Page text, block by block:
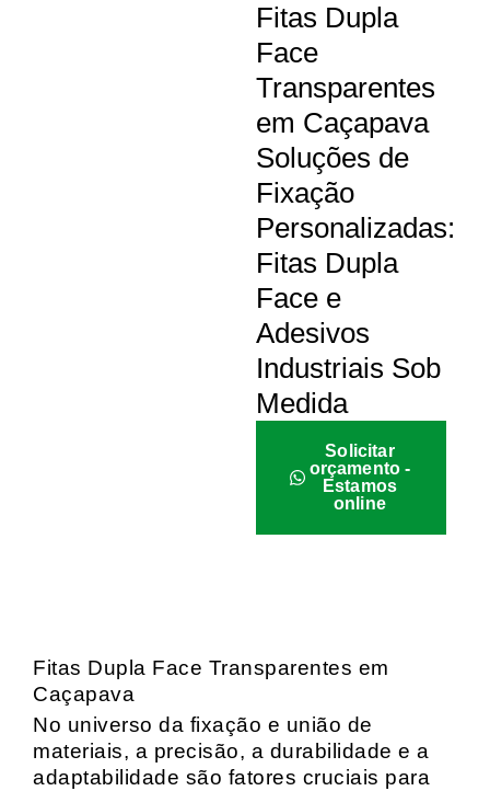
Fitas Dupla
Face
Transparentes
em Caçapava
Soluções de
Fixação
Personalizadas:
Fitas Dupla
Face e
Adesivos
Industriais Sob
Medida
Solicitar
orçamento -
Estamos
online
Fitas Dupla Face Transparentes em
Caçapava
No universo da fixação e união de
materiais, a precisão, a durabilidade e a
adaptabilidade são fatores cruciais para